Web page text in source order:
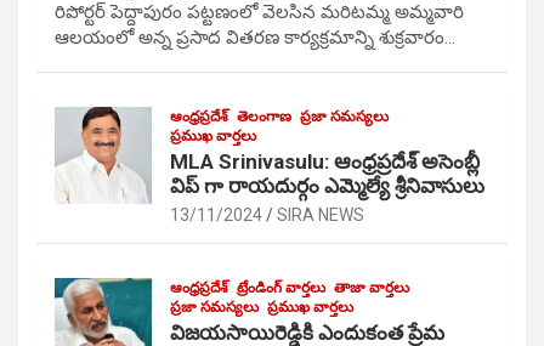
రిపోర్టర్ పెద్దాపురం పట్టణంలో వెలసిన మరిటమ్మ అమ్మవారి
ఆలయంలో అన్న ప్రసాద వితరణ కార్యక్రమాన్ని శుక్రవారం…
ఆంధ్రప్రదేశ్ తెలంగాణ ప్రజా సమస్యలు
ప్రముఖ వార్తలు
MLA Srinivasulu: ఆంధ్రప్రదేశ్ అసెంబ్లీ
విప్ గా రాయదుర్గం ఎమ్మెల్యే శ్రీనివాసులు
13/11/2024 SIRA NEWS
ఆంధ్రప్రదేశ్ ట్రేండింగ్ వార్తలు తాజా వార్తలు
ప్రజా సమస్యలు ప్రముఖ వార్తలు
విజయసాయిరెడ్డికి ఎందుకంత ప్రేమ